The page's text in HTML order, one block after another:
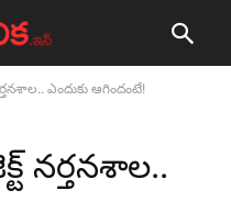
ఎందుకు ఆగిందంటే!
న‌ర్త‌న‌శాల‌..